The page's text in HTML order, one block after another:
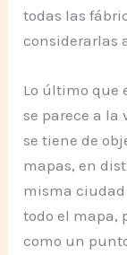
todas las
considerarlas
Lo último que
se parece a
se tiene de
mapas, en
misma
todo el mapa,
como un